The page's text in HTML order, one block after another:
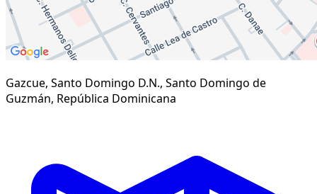
Gazcue, Santo Domingo D.N., Santo Domingo de
Guzmán, República Dominicana